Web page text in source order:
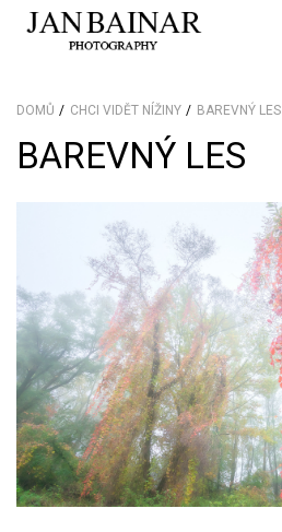
DOMŮ CHCI VIDĚT NÍŽINY BAREVNÝ LES
BAREVNÝ LES